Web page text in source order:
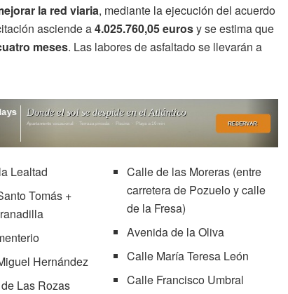
la red viaria, mediante la ejecución del acuerdo
asciende a4.025.760,05 eurosy se estima que
meses. Las labores de asfaltado se llevarán a
Lealtad
Tomás +
Hernández
Las Rozas
Calle de las Moreras (entre
carretera de Pozuelo y calle
de la Fresa)
Avenida de la Oliva
Calle María Teresa León
Calle Francisco Umbral